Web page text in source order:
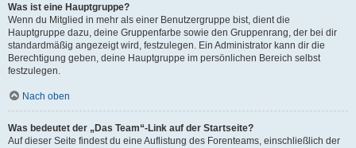
Was ist eine Hauptgruppe?
Wenn du Mitglied in mehr als einer Benutzergruppe bist, dient die
Hauptgruppe dazu, deine Gruppenfarbe sowie den Gruppenrang, der bei dir
standardmäßig angezeigt wird, festzulegen. Ein Administrator kann dir die
Berechtigung geben, deine Hauptgruppe im persönlichen Bereich selbst
festzulegen.
Nach oben
Was bedeutet der „Das Team“-Link auf der Startseite?
Auf dieser Seite findest du eine Auflistung des Forenteams, einschließlich der